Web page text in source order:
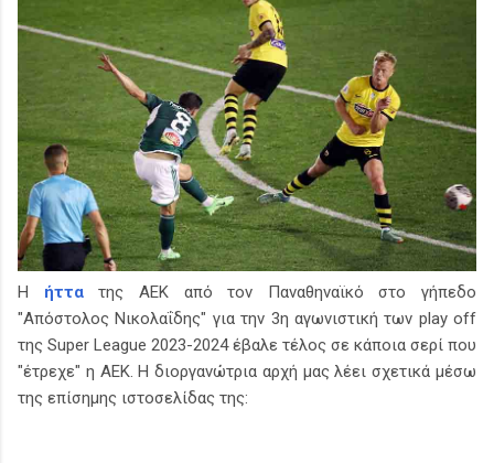
Η ήττατης ΑΕΚ από τον Παναθηναϊκό στο γήπεδο
"Απόστολος Νικολαΐδης" για την 3η αγωνιστική των play off
της Super League 2023-2024 έβαλε τέλος σε κάποια σερί που
"έτρεχε" η ΑΕΚ. Η διοργανώτρια αρχή μας λέει σχετικά μέσω
της επίσημης ιστοσελίδας της: